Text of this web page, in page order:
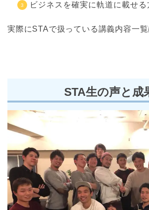
ビジネスを確実に軌道に載せる
実際にSTAで扱っている講義内容一
STA生の声と成